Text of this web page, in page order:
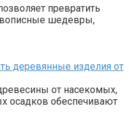
превратить
шедевры,
деревянные изделия от
от насекомых,
осадков обеспечивают